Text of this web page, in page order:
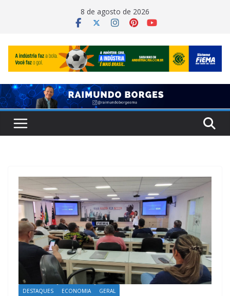
8 de agosto de 2026
DESTAQUES ECONOMIA GERAL